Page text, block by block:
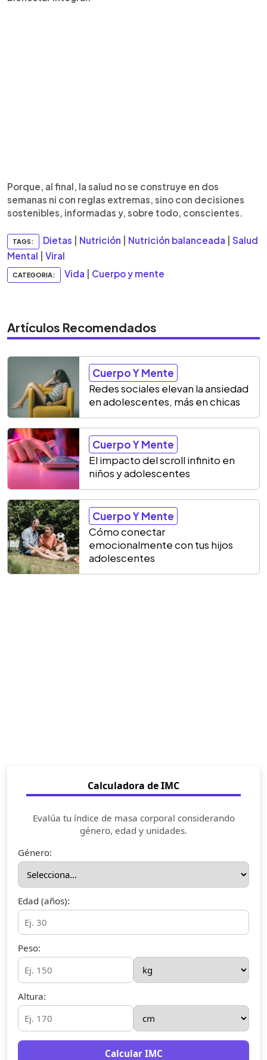
Porque, al final, la salud no se construye en dos
semanas ni con reglas extremas, sino con decisiones
sostenibles, informadas y, sobre todo, conscientes.
TAGS: Dietas Nutrición Nutrición balanceada
Salud
Mental
Viral
CATEGORIA: Vida Cuerpo y mente
Artículos Recomendados
Cuerpo Y Mente
Redes sociales elevan la ansiedad
en adolescentes, más en chicas
Cuerpo Y Mente
El impacto del scroll infinito en
niños y adolescentes
Cuerpo Y Mente
Cómo conectar
emocionalmente con tus hijos
adolescentes
Calculadora de IMC
Evalúa tu índice de masa corporal considerando
género, edad y unidades.
Género:
Edad (años):
Peso:
Altura:
Calcular IMC